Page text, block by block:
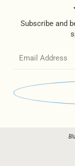
Subscribe and